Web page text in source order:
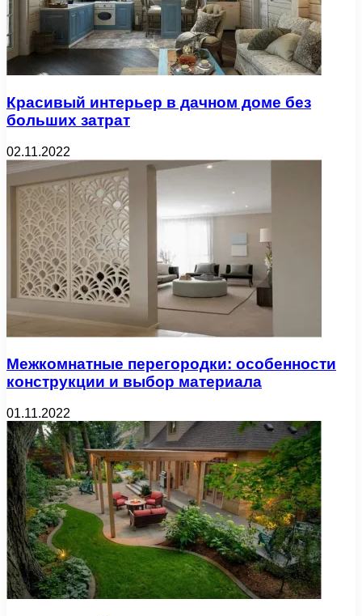
Красивый интерьер в дачном доме без
больших затрат
02.11.2022
Межкомнатные перегородки: особенности
конструкции и выбор материала
01.11.2022